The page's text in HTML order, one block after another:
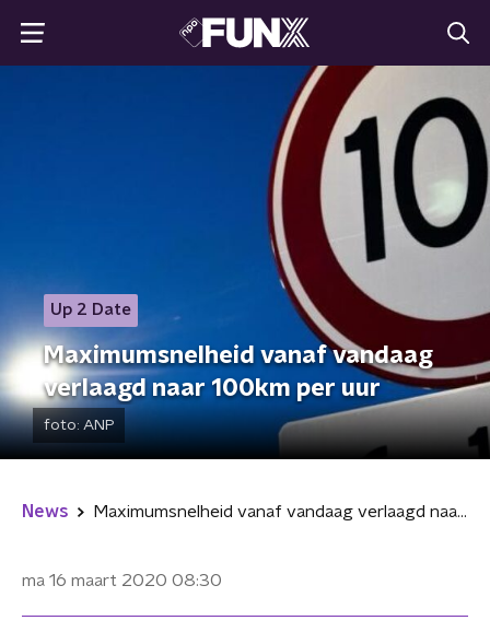
Up 2 Date
Maximumsnelheid vanaf vandaag
verlaagd naar 100km per uur
foto: ANP
News Maximumsnelheid vanaf vandaag verlaagd naar 100km per uur
ma 16 maart 2020 08:30